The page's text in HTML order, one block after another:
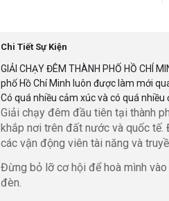
Chi Tiết Sự Kiện
GIẢI CHẠY ĐÊM THÀNH PHỐ HỒ
phố Hồ Chí Minh luôn được làm mới
Có quá nhiều cảm xúc và có quá
Giải chạy đêm đầu tiên tại thành
khắp nơi trên đất nước và quốc tế.
các vận động viên tài năng và
Đừng bỏ lỡ cơ hội để hoà mình
đèn.